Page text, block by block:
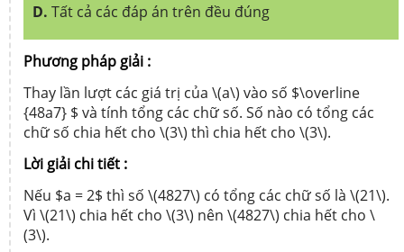
D. Tất cả các đáp án trên đều đúng
Phương pháp giải :
Thay lần lượt các giá trị của \(a\) vào số $\overline
{48a7} $ và tính tổng các chữ số. Số nào có tổng các
chữ số chia hết cho \(3\) thì chia hết cho \(3\).
Lời giải chi tiết :
Nếu $a = 2$ thì số \(4827\) có tổng các chữ số là \(21\).
Vì \(21\) chia hết cho \(3\) nên \(4827\) chia hết cho \
(3\).